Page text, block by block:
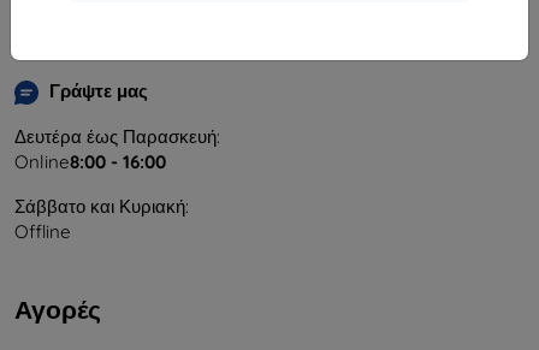
Γράψτε μας
Δευτέρα έως Παρασκευή:
Online8:00 - 16:00
Σάββατο και Κυριακή:
Offline
Αγορές